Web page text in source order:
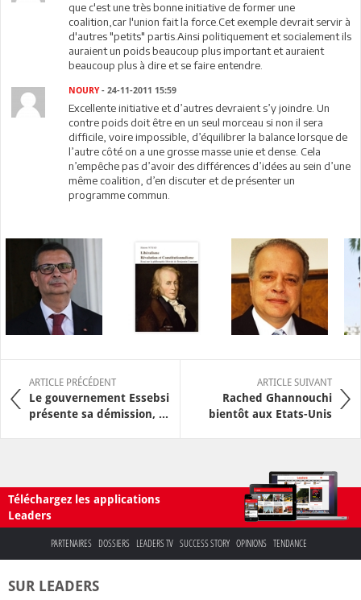
que c'est une très bonne initiative de former une
coalition,car l'union fait la force.Cet exemple devrait servir à
d'autres "petits" partis.Ainsi politiquement et socialement ils
auraient un poids beaucoup plus important et auraient
beaucoup plus à dire et se faire entendre.
NOURY- 24-11-2011 15:59
Excellente initiative et d’autres devraient s’y joindre. Un
contre poids doit être en un seul morceau si non il sera
difficile, voire impossible, d’équilibrer la balance lorsque de
l’autre côté on a une grosse masse unie et dense. Cela
n’empêche pas d’avoir des différences d’idées au sein d’une
même coalition, d’en discuter et de présenter un
programme commun.
ARTICLE PRÉCÉDENT
Le gouvernement Essebsi
présente sa démission, ...
ARTICLE SUIVANT
Rached Ghannouchi
bientôt aux Etats-Unis
Téléchargez les applications
Leaders
PARTENAIRES DOSSIERS LEADERS TV SUCCESS STORY OPINIONS TENDANCE
SUR LEADERS